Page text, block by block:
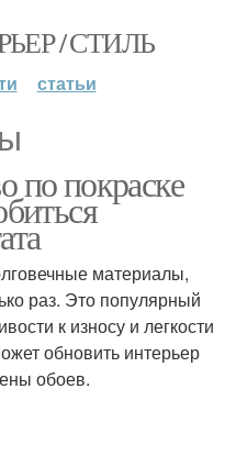
/ СТИЛЬ
статьи
по покраске
материалы,
раз. Это популярный
к износу и легкости
обновить интерьер
обоев.